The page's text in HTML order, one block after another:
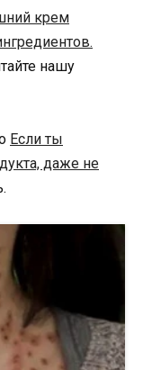
крем
нашу
Если ты
даже не